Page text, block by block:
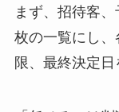
まず、招待客
枚の一覧にし
限、最終決定日